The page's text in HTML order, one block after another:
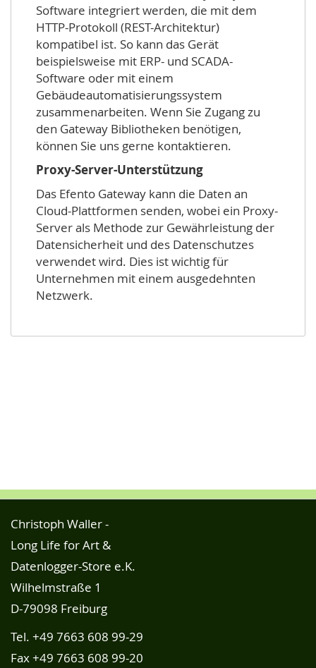
Software integriert werden, die mit dem
HTTP-Protokoll (REST-Architektur)
kompatibel ist. So kann das Gerät
beispielsweise mit ERP- und SCADA-
Software oder mit einem
Gebäudeautomatisierungssystem
zusammenarbeiten. Wenn Sie Zugang zu
den Gateway Bibliotheken benötigen,
können Sie uns gerne kontaktieren.
Proxy-Server-Unterstützung
Das Efento Gateway kann die Daten an
Cloud-Plattformen senden, wobei ein Proxy-
Server als Methode zur Gewährleistung der
Datensicherheit und des Datenschutzes
verwendet wird. Dies ist wichtig für
Unternehmen mit einem ausgedehnten
Netzwerk.
Christoph Waller -
Long Life for Art &
Datenlogger-Store e.K.
Wilhelmstraße 1
D-79098 Freiburg
Tel. +49 7663 608 99-29
Fax +49 7663 608 99-20